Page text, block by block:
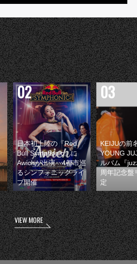
日本初上陸の『Red
Bull Symphonic』に
Awichが出演 4都市巡
るシンフォニックライ
ブ開催
KEIJUの前
YOUNG
ルバム『
周年記念盤
定
VIEW MORE